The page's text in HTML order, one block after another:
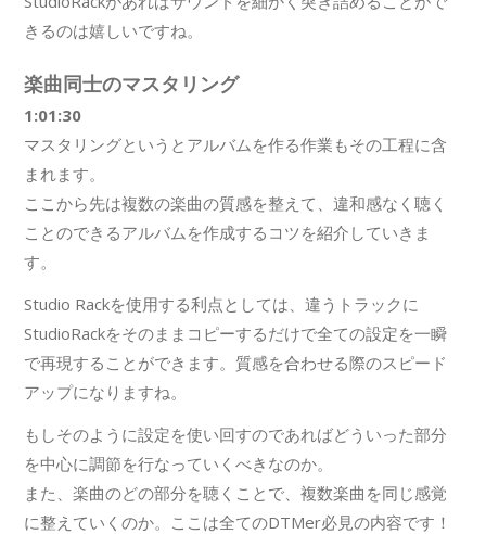
きるのは嬉しいですね。
楽曲同士のマスタリング
1:01:30
マスタリングというとアルバムを作る作業もその工程に含
まれます。
ここから先は複数の楽曲の質感を整えて、違和感なく聴く
ことのできるアルバムを作成するコツを紹介していきま
す。
Studio Rackを使用する利点としては、違うトラックに
StudioRackをそのままコピーするだけで全ての設定を一瞬
で再現することができます。質感を合わせる際のスピード
アップになりますね。
もしそのように設定を使い回すのであればどういった部分
を中心に調節を行なっていくべきなのか。
また、楽曲のどの部分を聴くことで、複数楽曲を同じ感覚
に整えていくのか。ここは全てのDTMer必見の内容です！